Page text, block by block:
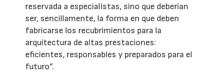
reservada a especialistas, sino que deberían
ser, sencillamente, la forma en que deben
fabricarse los recubrimientos para la
arquitectura de altas prestaciones:
eficientes, responsables y preparados para el
futuro”.